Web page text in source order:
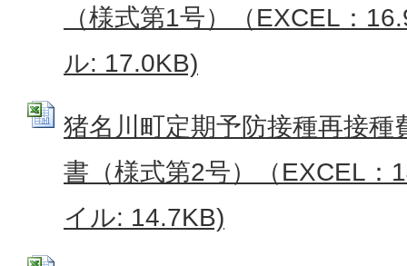
（様式第1号）（EXCEL：
ル: 17.0KB)
猪名川町定期予防接種再接種
書（様式第2号）（EXCEL：
イル: 14.7KB)